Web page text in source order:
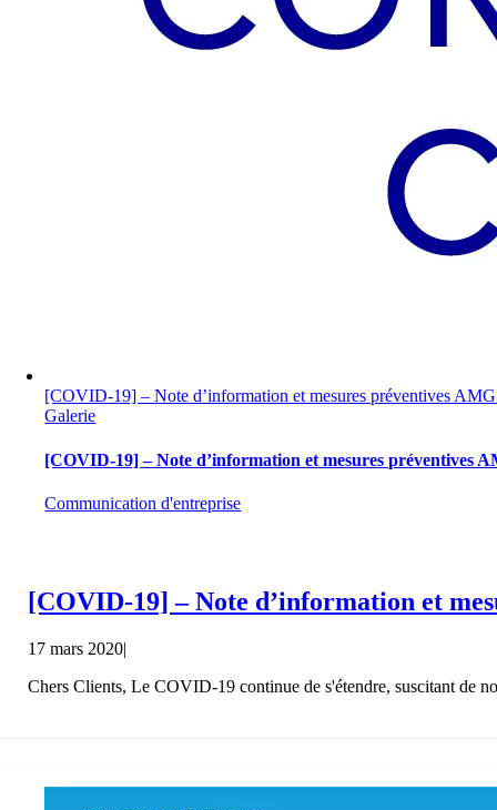
[COVID-19] – Note d’information et mesures préventives
Galerie
[COVID-19] – Note d’information et mesures préventives
Communication d'entreprise
[COVID-19] – Note d’information et
17 mars 2020|
Chers Clients, Le COVID-19 continue de s'étendre, suscitant de